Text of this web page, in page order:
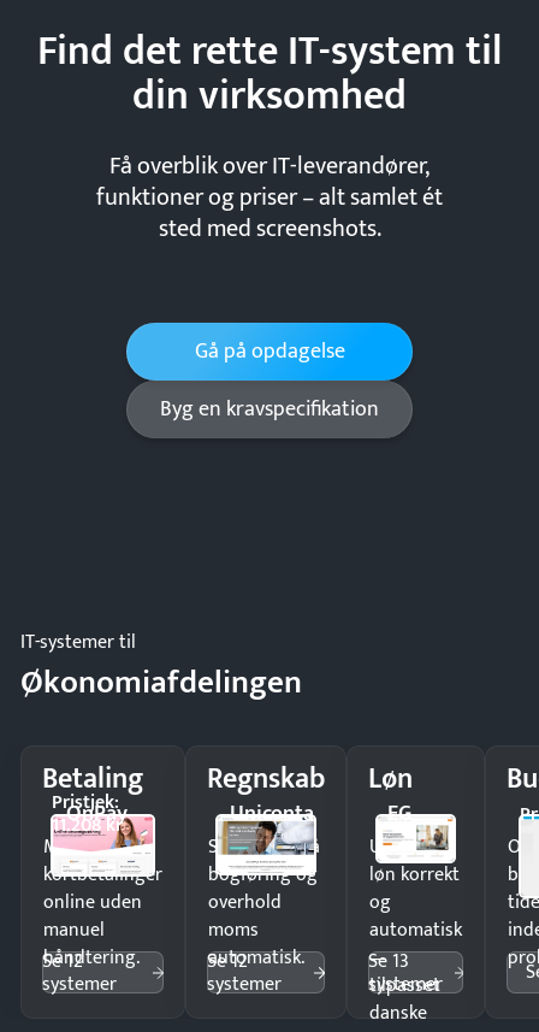
Find det rette IT-system til
dinvirksomhed
Få overblik over IT-leverandører,
funktioner og priser – alt samlet ét
sted med screenshots.
Gå på opdagelse
Byg en kravspecifikation
IT-systemer til
Økonomiafdelingen
Betaling
OnPay
Pristjek:
11.208 kr
Modtag
kortbetalinger
online uden
manuel
håndtering.
Se 12
systemer
Regnskab
Uniconta
Spar timer på
bogføring og
overhold
moms
automatisk.
Se 12
systemer
Løn
EG
Udbetal
løn korrekt
og
automatisk
—
tilpasset
danske
Se 13
systemer